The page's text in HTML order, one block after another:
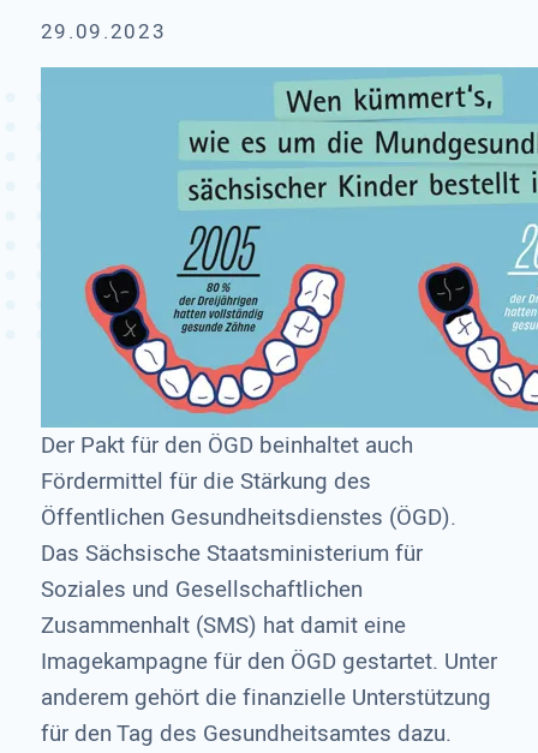
29.09.2023
Der Pakt für den ÖGD beinhaltet auch
Fördermittel für die Stärkung des
Öffentlichen Gesundheitsdienstes (ÖGD).
Das Sächsische Staatsministerium für
Soziales und Gesellschaftlichen
Zusammenhalt (SMS) hat damit eine
Imagekampagne für den ÖGD gestartet. Unter
anderem gehört die finanzielle Unterstützung
für den Tag des Gesundheitsamtes dazu.